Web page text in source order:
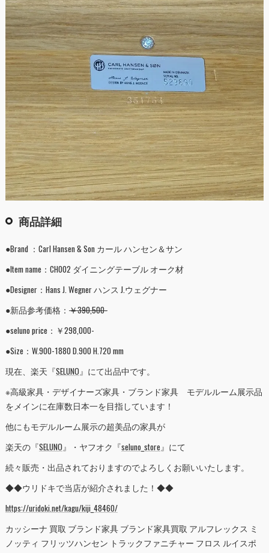
商品詳細
●Brand ：Carl Hansen & Son カール ハンセン＆サン
●Item name：CH002 ダイニングテーブル オーク材
●Designer：Hans J. Wegner ハンス J.ウェグナー
●新品参考価格： ￥390,500-
●seluno price：￥298,000-
●Size：W.900-1880 D.900 H.720 mm
現在、楽天『SELUNO』にて出品中です。
※高級家具・デザイナーズ家具・ブランド家具 モデルルーム展示品
をメインに在庫数日本一を目指しています！
他にもモデルルーム展示の超美品の家具が
楽天の『SELUNO』・ヤフオク『seluno_store』にて
続々販売・出品されておりますのでよろしくお願いいたします。
◆◆ウリドキで当店が紹介されました！◆◆
https://uridoki.net/kagu/kiji_48460/
カッシーナ 買取 ブランド家具 ブランド家具買取 アルフレックス ミ
ノッティ フリッツハンセン トラックファニチャー フロス ルイスポ